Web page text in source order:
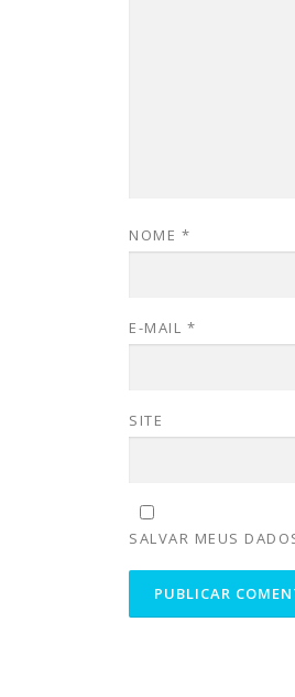
NOME *
E-MAIL *
SITE
SALVAR MEUS